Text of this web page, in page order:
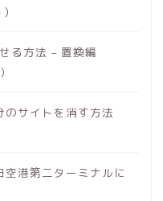
る方法 – 置換編
のサイトを消す方法
港第二ターミナルに